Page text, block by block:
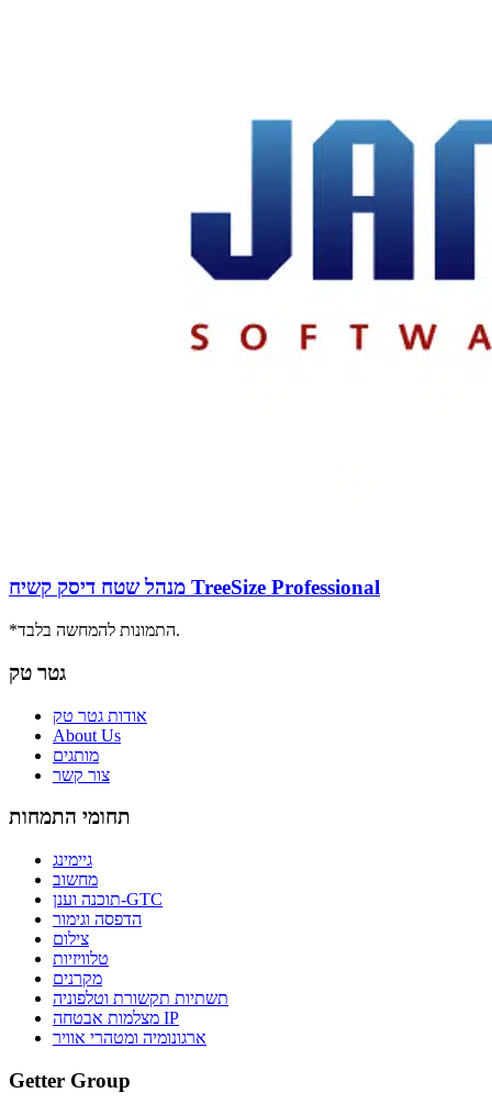
מנהל שטח דיסק קשיח TreeSize Professional
*התמונות להמחשה בלבד.
גטר טק
אודות גטר טק
About Us
מותגים
צור קשר
תחומי התמחות
גיימינג
מחשוב
תוכנה וענן-GTC
הדפסה וגימור
צילום
טלוויזיות
מקרנים
תשתיות תקשורת וטלפוניה
מצלמות אבטחה IP
ארגונומיה ומטהרי אוויר
Getter Group